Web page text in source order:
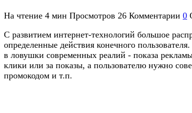
На чтение 4 мин Просмотров 26 Комментарии 0
С развитием интернет-технологий большое
определенные действия конечного
в ловушки современных реалий - показа
клики или за показы, а пользователю нужно
промокодом и т.п.